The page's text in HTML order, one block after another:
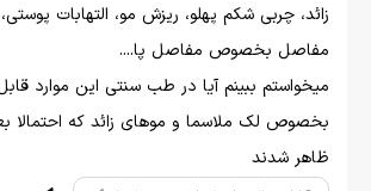
زائد، چربی شکم پهلو، ریزش مو، التهابات
مفاصل بخصوص مفاصل پا....
میخواستم ببینم آیا در طب سنتی این موارد
بخصوص لک ملاسما و موهای زائد که احتمالا
ظاهر شدند